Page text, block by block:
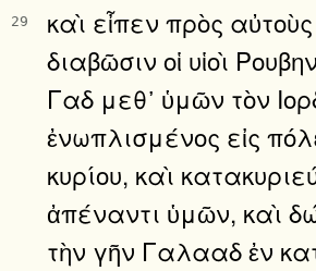
29
καὶ εἶπεν πρὸς
διαβῶσιν οἱ υἱοὶ
Γαδ μεθ᾿ ὑμῶν τὸν
ἐνωπλισμένος εἰς
κυρίου, καὶ
ἀπέναντι ὑμῶν, καὶ
τὴν γῆν Γαλααδ ἐν